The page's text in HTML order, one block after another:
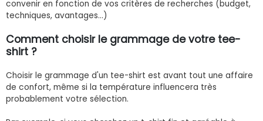
convenir en fonction de vos critères de recherches (budget,
techniques, avantages...)
Comment choisir le grammage de votre tee-
shirt ?
Choisir le grammage d'un tee-shirt est avant tout une affaire
de confort, même si la température influencera très
probablement votre sélection.